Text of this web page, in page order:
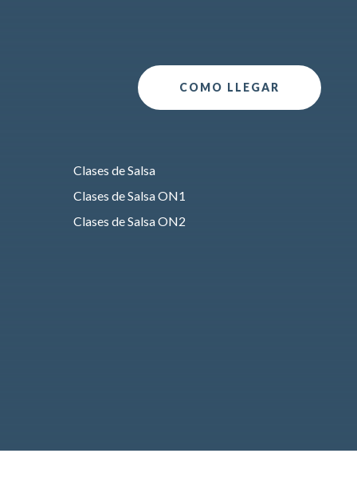
COMO LLEGAR
Clases de Salsa
Clases de Salsa ON1
Clases de Salsa ON2